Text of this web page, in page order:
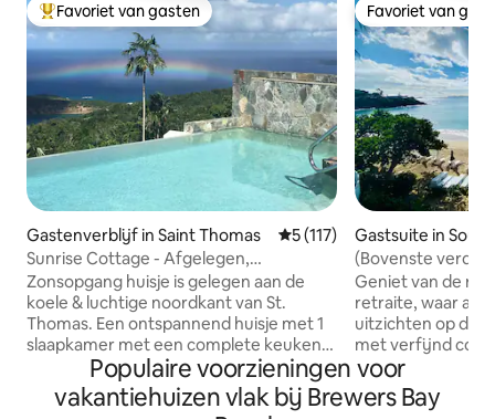
Topfavoriet van gasten
Favoriet van gasten
Gastenverblijf in Saint Thomas Gemiddelde beoordeling
5 (117)
Sunrise Cottage - Afgelegen,
romantisch, privé
Zonsopgang huisje is gelegen aan de
koele & luchtige noordkant van St.
Thomas. Een ontspannend huisje met 1
slaapkamer met een complete keuken
en woonkamer. Je kunt genieten van de
zon op het zonnedek of rondhangen in
je privézwembad, terwijl je overdag
Favoriet van
Favoriet van
Gastsuite in
(Bovenste
Frenchman Bay
Geniet van de
retraite, waar
uitzichten op de
met verfijnd
terras, wifi,
haven is ideaal
Populaire voorzieningen voor
vakantiehuizen vlak bij Brewers Bay